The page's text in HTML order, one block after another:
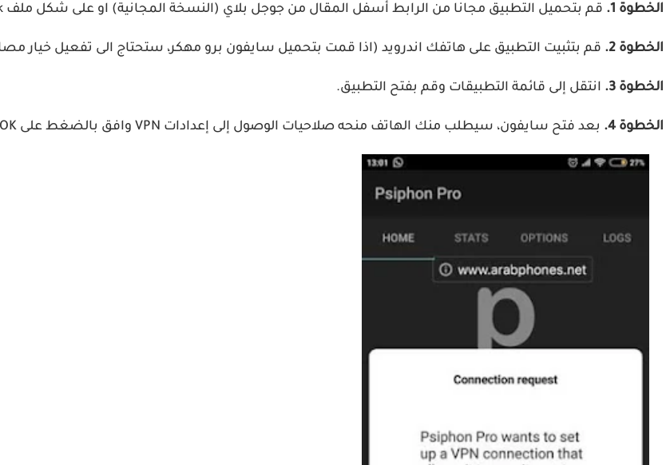
الخطوة 1. قم بتحميل التطبيق مجانا من الرابط أسفل المقال من جوجل بلاي (النسخة المجانية) او على شكل ملف apk خارجي (النسخة المدفوعة مجانا).
الخطوة 2. قم بتثبيت التطبيق على هاتفك اندرويد (اذا قمت بتحميل سايفون برو مهكر، ستحتاج الى تفعيل خيار
الخطوة 3. انتقل إلى قائمة التطبيقات وقم بفتح التطبيق.
الخطوة 4. بعد فتح سايفون، سيطلب منك الهاتف منحه صلاحيات الوصول إلى إعدادات VPN وافق بالضغط على OK.